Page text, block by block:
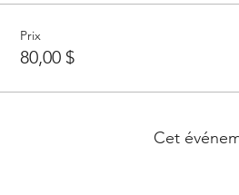
Prix
80,00 $
Cet